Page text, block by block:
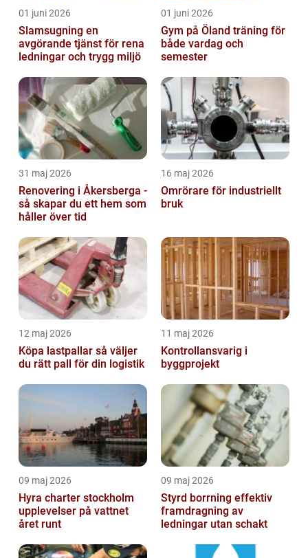
01 juni 2026
Slamsugning en
avgörande tjänst för rena
ledningar och trygg miljö
01 juni 2026
Gym på Öland träning för
både vardag och
semester
31 maj 2026
Renovering i Åkersberga -
så skapar du ett hem som
håller över tid
16 maj 2026
Omrörare för industriellt
bruk
12 maj 2026
Köpa lastpallar så väljer
du rätt pall för din logistik
11 maj 2026
Kontrollansvarig i
byggprojekt
09 maj 2026
Hyra charter stockholm
upplevelser på vattnet
året runt
09 maj 2026
Styrd borrning effektiv
framdragning av
ledningar utan schakt